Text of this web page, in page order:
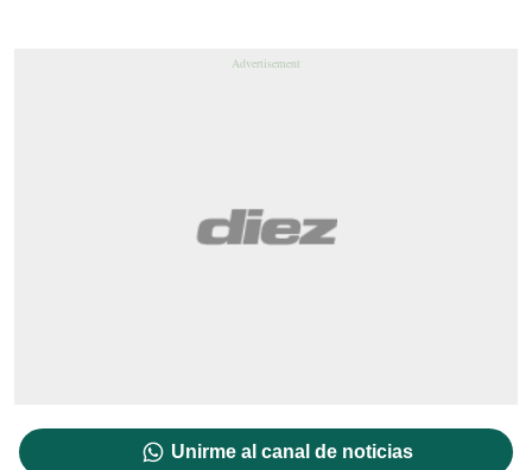
Unirme al canal de noticias